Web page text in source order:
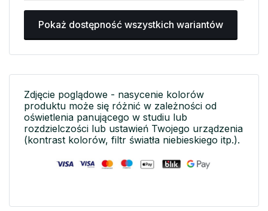
Pokaż dostępność wszystkich wariantów
Zdjęcie poglądowe - nasycenie kolorów
produktu może się różnić w zależności od
oświetlenia panującego w studiu lub
rozdzielczości lub ustawień Twojego urządzenia
(kontrast kolorów, filtr światła niebieskiego itp.).